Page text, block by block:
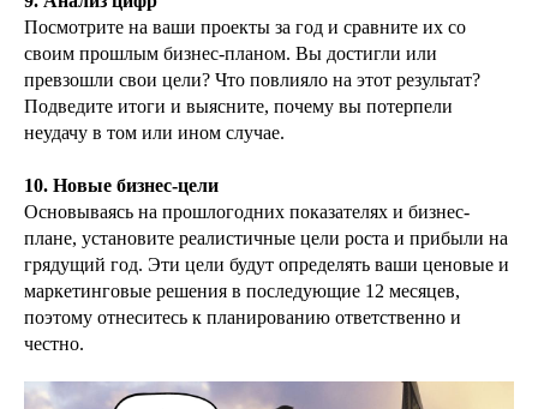
Посмотрите на ваши проекты за год и сравните их со
своим прошлым бизнес-планом. Вы достигли или
превзошли свои цели? Что повлияло на этот результат?
Подведите итоги и выясните, почему вы потерпели
неудачу в том или ином случае.
10. Новые бизнес-цели
Основываясь на прошлогодних показателях и бизнес-
плане, установите реалистичные цели роста и прибыли на
грядущий год. Эти цели будут определять ваши ценовые и
маркетинговые решения в последующие 12 месяцев,
поэтому отнеситесь к планированию ответственно и
честно.